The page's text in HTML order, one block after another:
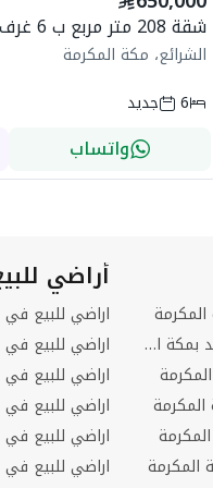
شقة 208 متر مربع ب 6 غرف
الشرائع، مكة المكرمة
6
جديد
واتساب
شقق للبيع في حي الشامية الجديد بمكة المكرمة
أراضي
اراضي للبيع
اراضي للبيع